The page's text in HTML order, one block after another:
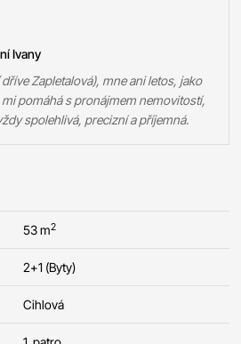
Ivany
Zapletalová), mne ani letos, jako
mi pomáhá s pronájmem nemovitostí,
spolehlivá, precizní a příjemná.
53 m2
2+1 (Byty)
Cihlová